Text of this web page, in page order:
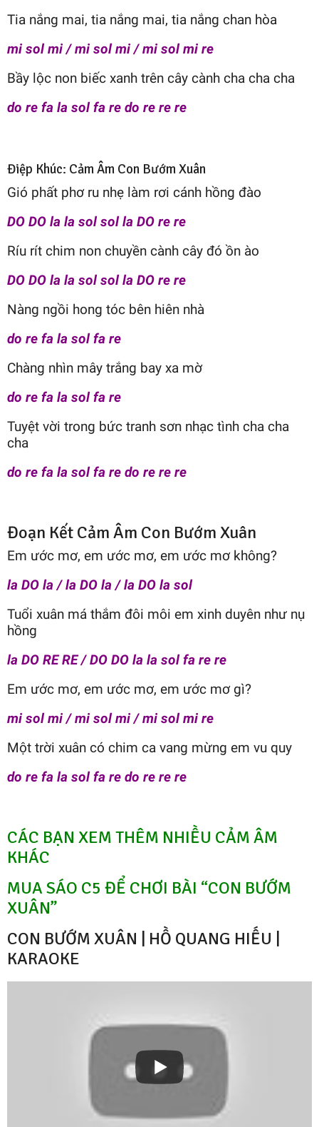
Tia nắng mai, tia nắng mai, tia nắng chan hòa
mi sol mi / mi sol mi / mi sol mi re
Bầy lộc non biếc xanh trên cây cành cha cha cha
do re fa la sol fa re do re re re
Điệp Khúc: Cảm Âm Con Bướm Xuân
Gió phất phơ ru nhẹ làm rơi cánh hồng đào
DO DO la la sol sol la DO re re
Ríu rít chim non chuyền cành cây đó ồn ào
DO DO la la sol sol la DO re re
Nàng ngồi hong tóc bên hiên nhà
do re fa la sol fa re
Chàng nhìn mây trắng bay xa mờ
do re fa la sol fa re
Tuyệt vời trong bức tranh sơn nhạc tình cha cha
cha
do re fa la sol fa re do re re re
Đoạn Kết Cảm Âm Con Bướm Xuân
Em ước mơ, em ước mơ, em ước mơ không?
la DO la / la DO la / la DO la sol
Tuổi xuân má thắm đôi môi em xinh duyên như nụ
hồng
la DO RE RE / DO DO la la sol fa re re
Em ước mơ, em ước mơ, em ước mơ gì?
mi sol mi / mi sol mi / mi sol mi re
Một trời xuân có chim ca vang mừng em vu quy
do re fa la sol fa re do re re re
CÁC BẠN XEM THÊM NHIỀU CẢM ÂM
KHÁC
MUA SÁO C5 ĐỂ CHƠI BÀI “CON BƯỚM
XUÂN”
CON BƯỚM XUÂN | HỒ QUANG HIẾU |
KARAOKE